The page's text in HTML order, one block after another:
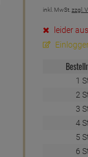
inkl. MwSt. zzgl.
leider
1
2
3
4
5
6